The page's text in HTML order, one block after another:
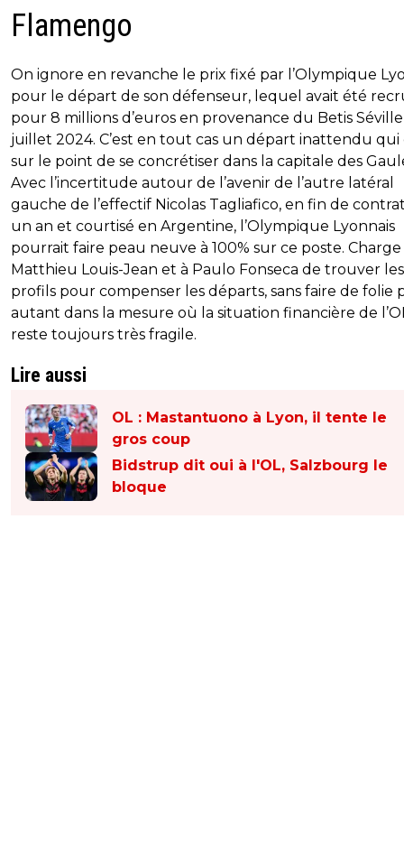
Flamengo
On ignore en revanche le prix fixé par l’Olympique
pour le départ de son défenseur, lequel avait été
pour 8 millions d’euros en provenance du Betis
juillet 2024. C’est en tout cas un départ inattendu qui
sur le point de se concrétiser dans la capitale des
Avec l’incertitude autour de l’avenir de l’autre latéral
gauche de l’effectif Nicolas Tagliafico, en fin de
un an et courtisé en Argentine, l’Olympique Lyonnais
pourrait faire peau neuve à 100% sur ce poste. Charge
Matthieu Louis-Jean et à Paulo Fonseca de trouver
profils pour compenser les départs, sans faire de folie
autant dans la mesure où la situation financière de
reste toujours très fragile.
Lire aussi
OL : Mastantuono à Lyon, il tente le
gros coup
Bidstrup dit oui à l'OL, Salzbourg le
bloque